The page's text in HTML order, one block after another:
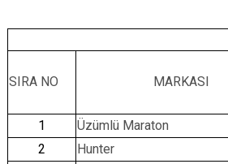
SIRA NO MARKASI
1 Üzümlü Maraton
2
Hunter